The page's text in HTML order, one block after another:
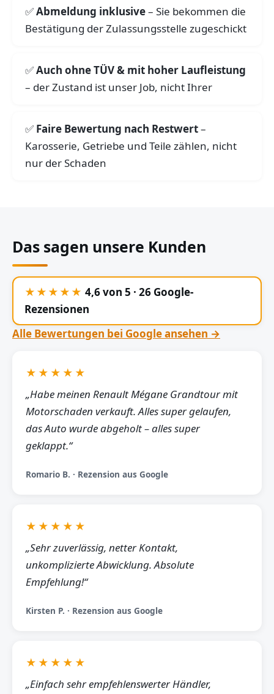
Abmeldung inklusive– Sie bekommen die
Bestätigung der Zulassungsstelle zugeschickt
Auch ohne TÜV & mit hoher Laufleistung
– der Zustand ist unser Job, nicht Ihrer
Faire Bewertung nach Restwert–
Karosserie, Getriebe und Teile zählen, nicht
nur der Schaden
Das sagen unsere Kunden
★★★★★ 4,6 von 5 · 26 Google-
Rezensionen
Alle Bewertungen bei Google ansehen →
★★★★★
„Habe meinen Renault Mégane Grandtour mit
Motorschaden verkauft. Alles super gelaufen,
das Auto wurde abgeholt – alles super
geklappt.“
Romario B. · Rezension aus Google
★★★★★
„Sehr zuverlässig, netter Kontakt,
unkomplizierte Abwicklung. Absolute
Empfehlung!“
Kirsten P. · Rezension aus Google
★★★★★
„Einfach sehr empfehlenswerter Händler,